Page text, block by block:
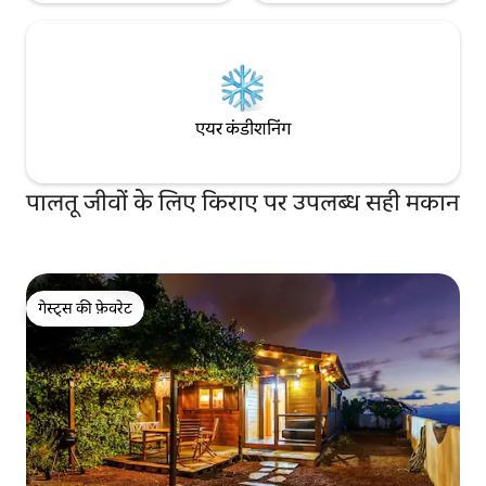
*************************************************************
एयर कंडीशनिंग
पालतू जीवों के लिए किराए पर उपलब्ध सही मकान
गेस्ट्स की फ़ेवरेट
गेस्ट्स की फ़ेवरेट